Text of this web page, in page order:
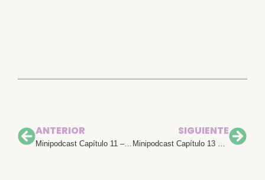
ANTERIOR
Minipodcast Capítulo 11 – Introducir chupete
SIGUIENTE